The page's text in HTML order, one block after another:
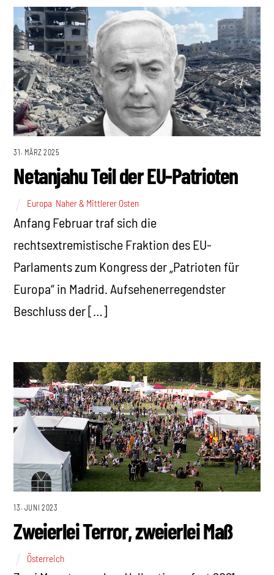
31. MÄRZ 2025
Netanjahu Teil der EU-Patrioten
Europa Naher & Mittlerer Osten
Anfang Februar traf sich die
rechtsextremistische Fraktion des EU-
Parlaments zum Kongress der „Patrioten für
Europa“ in Madrid. Aufsehenerregendster
Beschluss der […]
13. JUNI 2023
Zweierlei Terror, zweierlei Maß
Österreich